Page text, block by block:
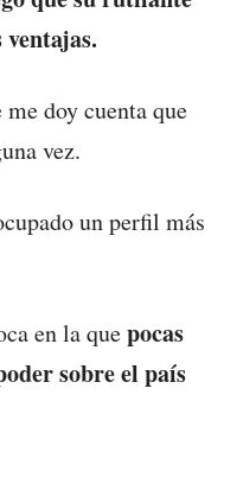
doy cuenta que
vez.
un perfil más
en la quepocas
sobre el país